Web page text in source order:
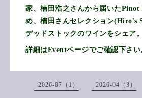
家、楠田浩之さんから届いたPinot
め、楠田さんセレクション(Hiro's
デッドストックのワインをシェア。
詳細はEventページでご確認下さい
2026-07（1） 2026-04（3）